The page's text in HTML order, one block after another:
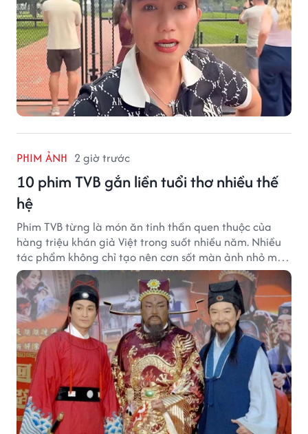
PHIM ẢNH 2 giờ trước
10 phim TVB gắn liền tuổi thơ nhiều thế
hệ
Phim TVB từng là món ăn tinh thần quen thuộc của
hàng triệu khán giả Việt trong suốt nhiều năm. Nhiều
tác phẩm không chỉ tạo nên cơn sốt màn ảnh nhỏ mà
còn trở thành ký ức khó quên của cả một thế hệ.